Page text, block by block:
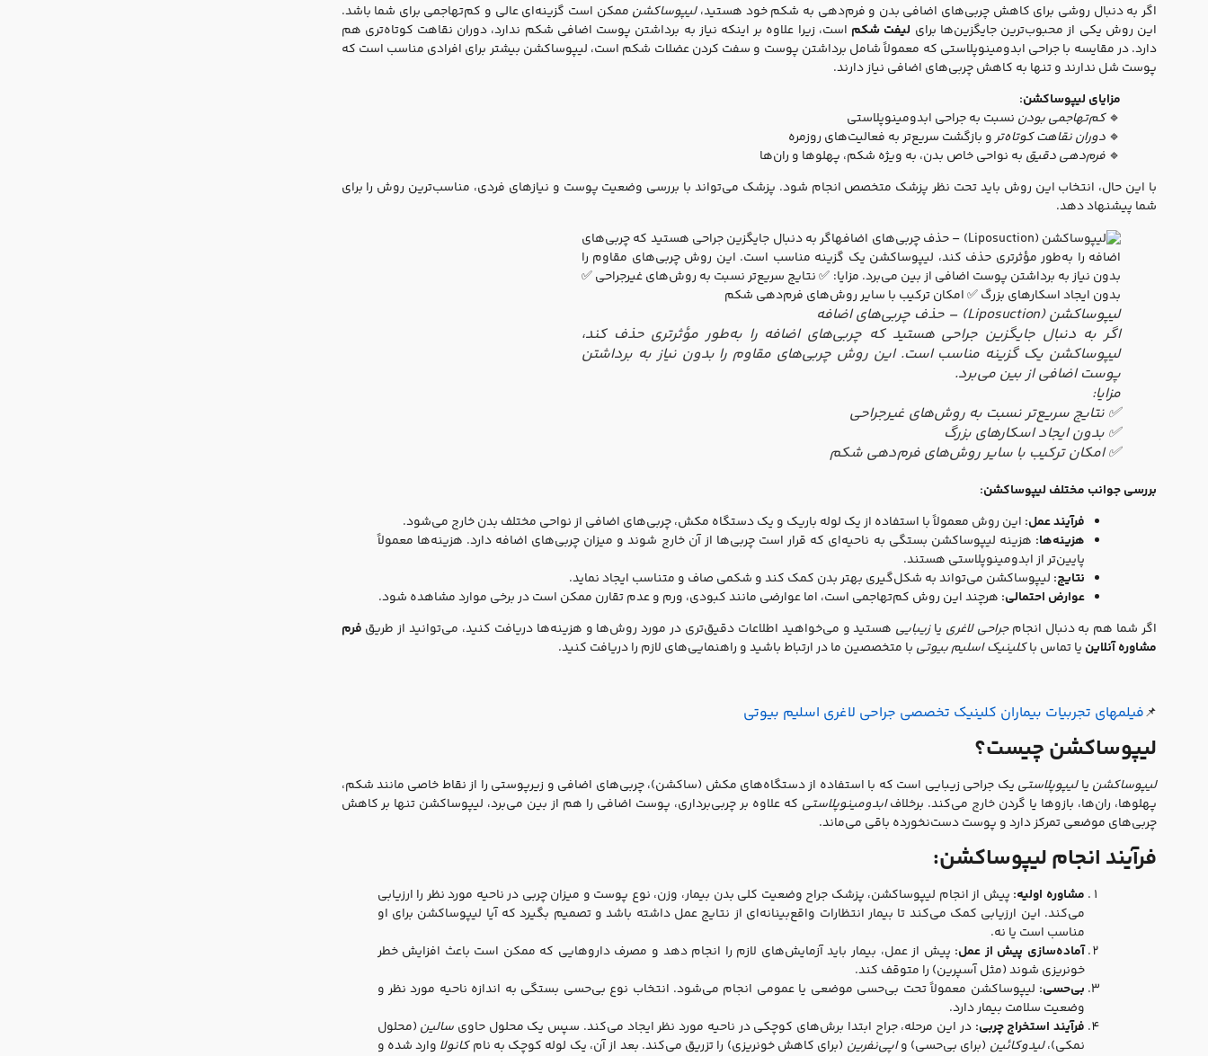
اگر به دنبال روشی برای کاهش چربی‌های اضافی بدن و فرم‌دهی به شکم خود هستید،لیپوساکشن ممکن است گزینه‌ای عالی و کم‌تهاجمی برای شما باشد.
این روش یکی از محبوب‌ترین جایگزین‌ها برای لیفت شکم است، زیرا علاوه بر اینکه نیاز به برداشتن پوست اضافی شکم ندارد، دوران نقاهت کوتاه‌تری هم
دارد. در مقایسه با جراحی ابدومینوپلاستی که معمولاً شامل برداشتن پوست و سفت کردن عضلات شکم است، لیپوساکشن بیشتر برای افرادی مناسب است که
پوست شل ندارند و تنها به کاهش چربی‌های اضافی نیاز دارند.
مزایای لیپوساکشن:
🔹کم‌تهاجمی بودن نسبت به جراحی ابدومینوپلاستی
🔹 دوران نقاهت کوتاه‌ترو بازگشت سریع‌تر به فعالیت‌های روزمره
🔹 فرم‌دهی دقیق به نواحی خاص بدن، به ویژه شکم، پهلوها و ران‌ها
با این حال، انتخاب این روش باید تحت نظر پزشک متخصص انجام شود. پزشک می‌تواند با بررسی وضعیت پوست و نیازهای فردی، مناسب‌ترین روش را برای
شما پیشنهاد دهد.
لیپوساکشن (Liposuction) – حذف چربی‌های اضافه
اگر به دنبال جایگزین جراحی هستید که چربی‌های اضافه را به‌طور مؤثرتری حذف کند،
لیپوساکشن یک گزینه مناسب است. این روش چربی‌های مقاوم را بدون نیاز به برداشتن
پوست اضافی از بین می‌برد.
مزایا:
✅ نتایج سریع‌تر نسبت به روش‌های غیرجراحی
✅ بدون ایجاد اسکارهای بزرگ
✅ امکان ترکیب با سایر روش‌های فرم‌دهی شکم
بررسی جوانب مختلف لیپوساکشن:
فرآیند عمل: این روش معمولاً با استفاده از یک لوله باریک و یک دستگاه مکش، چربی‌های اضافی از نواحی مختلف بدن خارج می‌شود.
هزینه‌ها: هزینه لیپوساکشن بستگی به ناحیه‌ای که قرار است چربی‌ها از آن خارج شوند و میزان چربی‌های اضافه دارد. هزینه‌ها معمولاً
پایین‌تر از ابدومینوپلاستی هستند.
نتایج: لیپوساکشن می‌تواند به شکل‌گیری بهتر بدن کمک کند و شکمی صاف و متناسب ایجاد نماید.
عوارض احتمالی: هرچند این روش کم‌تهاجمی است، اما عوارضی مانند کبودی، ورم و عدم تقارن ممکن است در برخی موارد مشاهده شود.
اگر شما هم به دنبال انجامجراحی لاغری یازیبایی هستید و می‌خواهید اطلاعات دقیق‌تری در مورد روش‌ها و هزینه‌ها دریافت کنید، می‌توانید از طریق فرم
مشاوره آنلاین یا تماس باکلینیک اسلیم بیوتی با متخصصین ما در ارتباط باشید و راهنمایی‌های لازم را دریافت کنید.
📌فیلمهای تجربیات بیماران کلینیک تخصصی جراحی لاغری اسلیم بیوتی
لیپوساکشن چیست؟
لیپوساکشن یالیپوپلاستی یک جراحی زیبایی است که با استفاده از دستگاه‌های مکش (ساکشن)، چربی‌های اضافی و زیرپوستی را از نقاط خاصی مانند شکم،
پهلوها، ران‌ها، بازوها یا گردن خارج می‌کند. برخلافابدومینوپلاستی که علاوه بر چربی‌برداری، پوست اضافی را هم از بین می‌برد، لیپوساکشن تنها بر کاهش
چربی‌های موضعی تمرکز دارد و پوست دست‌نخورده باقی می‌ماند.
فرآیند انجام لیپوساکشن:
مشاوره اولیه: پیش از انجام لیپوساکشن، پزشک جراح وضعیت کلی بدن بیمار، وزن، نوع پوست و میزان چربی در ناحیه مورد نظر را ارزیابی
می‌کند. این ارزیابی کمک می‌کند تا بیمار انتظارات واقع‌بینانه‌ای از نتایج عمل داشته باشد و تصمیم بگیرد که آیا لیپوساکشن برای او
مناسب است یا نه.
آماده‌سازی پیش از عمل: پیش از عمل، بیمار باید آزمایش‌های لازم را انجام دهد و مصرف داروهایی که ممکن است باعث افزایش خطر
خونریزی شوند (مثل آسپرین) را متوقف کند.
بی‌حسی: لیپوساکشن معمولاً تحت بی‌حسی موضعی یا عمومی انجام می‌شود. انتخاب نوع بی‌حسی بستگی به اندازه ناحیه مورد نظر و
وضعیت سلامت بیمار دارد.
فرآیند استخراج چربی: در این مرحله، جراح ابتدا برش‌های کوچکی در ناحیه مورد نظر ایجاد می‌کند. سپس یک محلول حاوی سالین (محلول
نمکی)،لیدوکائین (برای بی‌حسی) واپی‌نفرین (برای کاهش خونریزی) را تزریق می‌کند. بعد از آن، یک لوله کوچک به نامکانولا وارد شده و